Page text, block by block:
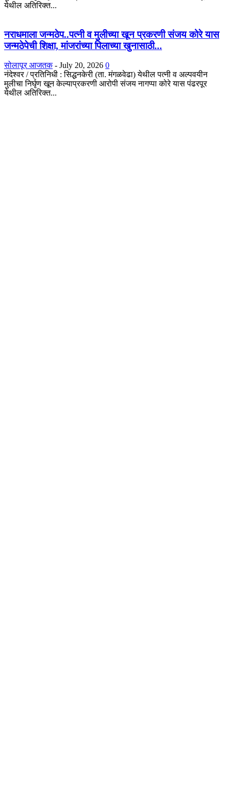
येथील अतिरिक्त...
नराधमाला जन्मठेप..पत्नी व मुलीच्या खून प्रकरणी संजय कोरे यास
जन्मठेपेची शिक्षा, मांजरांच्या पिलाच्या खुनासाठी...
सोलापूर आजतक - July 20, 2026 0
नंदेश्वर / प्रतिनिधी : सिद्धनकेरी (ता. मंगळवेढा) येथील पत्नी व अल्पवयीन
मुलीचा निर्घृण खून केल्याप्रकरणी आरोपी संजय नागप्पा कोरे यास पंढरपूर
येथील अतिरिक्त...